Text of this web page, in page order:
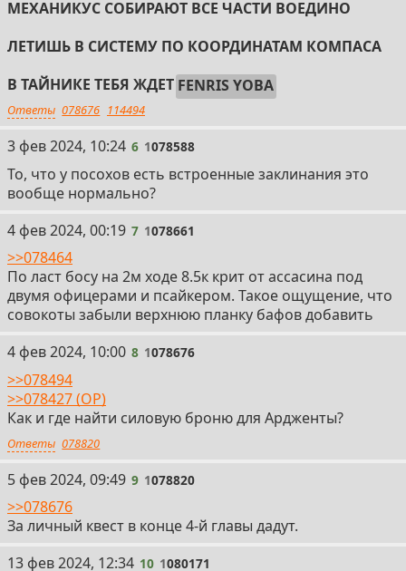
МЕХАНИКУС СОБИРАЮТ ВСЕ ЧАСТИ ВОЕДИНО
ЛЕТИШЬ В СИСТЕМУ ПО КООРДИНАТАМ КОМПАСА
В ТАЙНИКЕ ТЕБЯ ЖДЕТ FENRIS YOBA
Ответы 078676 114494
6
3 фев 2024, 10:24 6 1078588
То, что у посохов есть встроенные заклинания это
вообще нормально?
7
4 фев 2024, 00:19 7 1078661
>>078464
По ласт босу на 2м ходе 8.5к крит от ассасина под
двумя офицерами и псайкером. Такое ощущение, что
совокоты забыли верхнюю планку бафов добавить
8
4 фев 2024, 10:00 8 1078676
>>078494
>>078427 (OP)
Как и где найти силовую броню для Ардженты?
Ответы 078820
9
5 фев 2024, 09:49 9 1078820
>>078676
За личный квест в конце 4-й главы дадут.
10
13 фев 2024, 12:34 10 1080171